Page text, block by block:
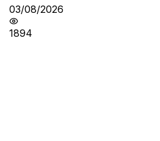
03/08/2026
1894